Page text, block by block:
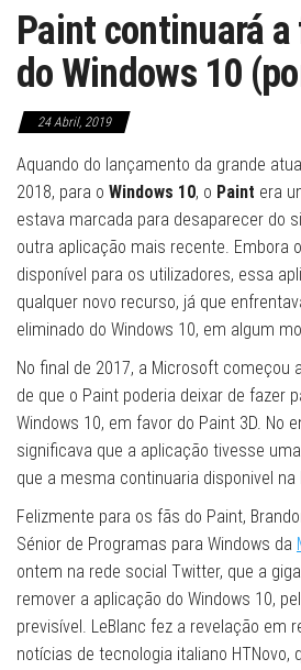
Paint continuará
do Windows 10
24 Abril, 2019
Aquando do lançamento da grande
2018, para o Windows 10, o Paint era
estava marcada para desaparecer do
outra aplicação mais recente. Embora
disponível para os utilizadores, essa
qualquer novo recurso, já que
eliminado do Windows 10, em algum
No final de 2017, a Microsoft começou
de que o Paint poderia deixar de fazer
Windows 10, em favor do Paint 3D. No
significava que a aplicação tivesse
que a mesma continuaria disponivel
Felizmente para os fãs do Paint,
Sénior de Programas para Windows da
ontem na rede social Twitter, que a
remover a aplicação do Windows 10,
previsível. LeBlanc fez a revelação em
notícias de tecnologia italiano HTNovo,